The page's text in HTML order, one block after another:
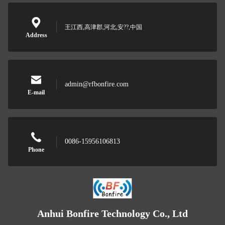
Address
王江西,高津郡,河北,安??,中国
E-mail
admin@rfbonfire.com
Phone
0086-15956106813
Anhui Bonfire Technology Co., Ltd